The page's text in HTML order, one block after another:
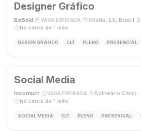
Designer Gráfico
BeBold VAGA EXPIRADA Vitória, ES, Brasil
há cerca de 1 mês
DESIGN GRÁFICO CLT PLENO PRESENCIAL
Social Media
Incomum VAGA EXPIRADA Balneário Camboriú, SC
há cerca de 1 mês
SOCIAL MEDIA CLT PLENO PRESENCIAL